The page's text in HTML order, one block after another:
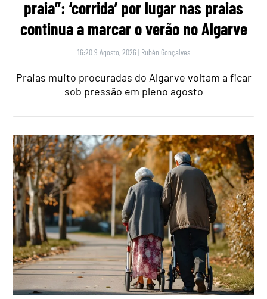
praia”: ‘corrida’ por lugar nas praias
continua a marcar o verão no Algarve
16:20 9 Agosto, 2026 | Rubén Gonçalves
Praias muito procuradas do Algarve voltam a ficar
sob pressão em pleno agosto